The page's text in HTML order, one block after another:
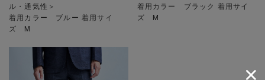
ル・通気性＞
着用カラー ブルー 着用サイ
ズ M
着用カラー ブラック 着用サイ
ズ M